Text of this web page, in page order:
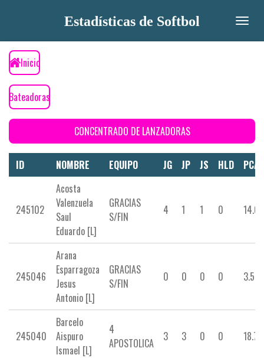
contenido
principal
Estadísticas de Softbol
Inicio
Bateadoras
CONCENTRADO DE LANZADORAS
ID NOMBRE EQUIPO JG JP JS HLD PCA
245102
Acosta
Valenzuela
Saul
Eduardo [L]
GRACIAS
S/FIN
4 1 1 0 14.00
245046
Arana
Esparragoza
Jesus
Antonio [L]
GRACIAS
S/FIN
0 0 0 0 3.50
245040
Barcelo
Aispuro
Ismael [L]
4
APOSTOLICA
3 3 0 0 18.75